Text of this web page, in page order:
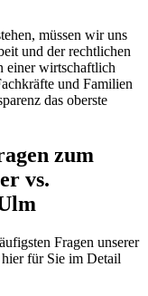
müssen wir uns
und der rechtlichen
einer wirtschaftlich
und Familien
das oberste
zum
vs.
Fragen unserer
für Sie im Detail